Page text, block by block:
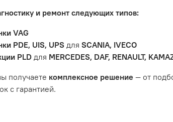
и ремонт следующих типов:
VAG
PDE, UIS, UPS для SCANIA, IVECO
PLDдля MERCEDES, DAF, RENAULT,
получаете комплексное решение — от
с гарантией.